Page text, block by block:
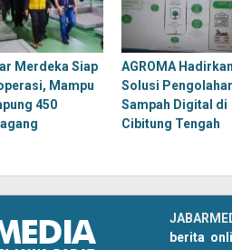
Merdeka Siap
Mampu
450
AGROMA Hadirkan
Solusi
Sampah Digital di
Cibitung Tengah
berita